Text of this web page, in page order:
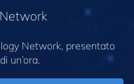
Network, presentato
un’ora.